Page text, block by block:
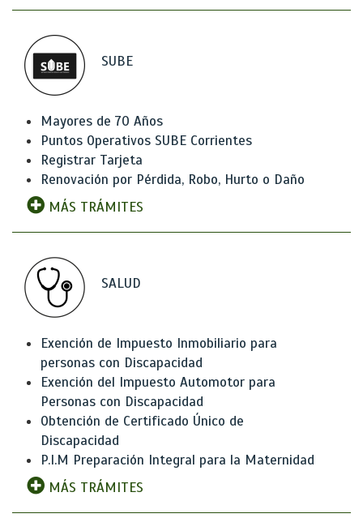
SUBE
Mayores de 70 Años
Puntos Operativos SUBE Corrientes
Registrar Tarjeta
Renovación por Pérdida, Robo, Hurto o Daño
MÁS TRÁMITES
SALUD
Exención de Impuesto Inmobiliario para
personas con Discapacidad
Exención del Impuesto Automotor para
Personas con Discapacidad
Obtención de Certificado Único de
Discapacidad
P.I.M Preparación Integral para la Maternidad
MÁS TRÁMITES